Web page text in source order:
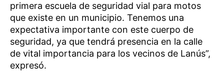
primera escuela de seguridad vial para motos
que existe en un municipio. Tenemos una
expectativa importante con este cuerpo de
seguridad, ya que tendrá presencia en la calle
de vital importancia para los vecinos de Lanús”,
expresó.